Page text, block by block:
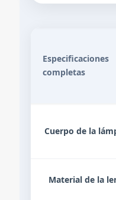
Especificaciones
completas
Cuerpo de la
Material de la